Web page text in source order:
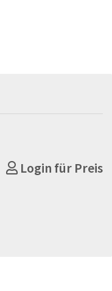
Login für Preis